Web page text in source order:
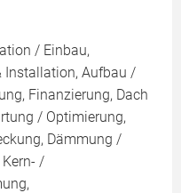
/ Einbau,
Installation, Aufbau /
Finanzierung, Dach
/ Optimierung,
Dämmung /
/